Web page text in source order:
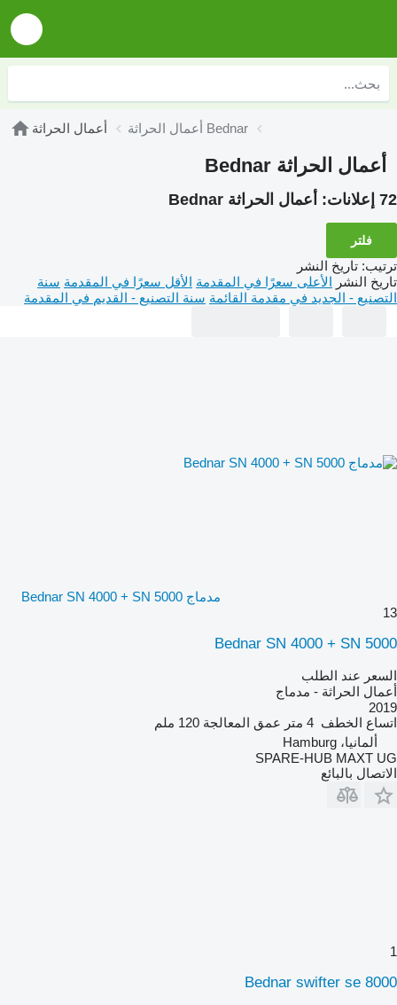
أعمال الحراثة أعمال الحراثة Bednar
أعمال الحراثة Bednar
72 إعلانات: أعمال الحراثة Bednar
فلتر
ترتيب: تاريخ النشر
تاريخ النشر الأعلى سعرًا في المقدمة الأقل سعرًا في المقدمة سنة
التصنيع - الجديد في مقدمة القائمة سنة التصنيع - القديم في المقدمة
مدماج Bednar SN 4000 + SN 5000
13
Bednar SN 4000 + SN 5000
السعر عند الطلب
أعمال الحراثة - مدماج
2019
اتساع الخطف 4 متر عمق المعالجة 120 ملم
ألمانيا، Hamburg
SPARE-HUB MAXT UG
الاتصال بالبائع
1
Bednar swifter se 8000